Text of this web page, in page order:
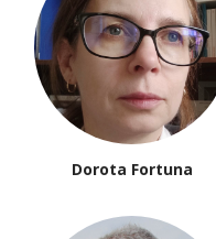
Dorota Fortuna